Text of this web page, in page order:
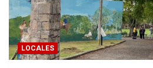
LOCALES